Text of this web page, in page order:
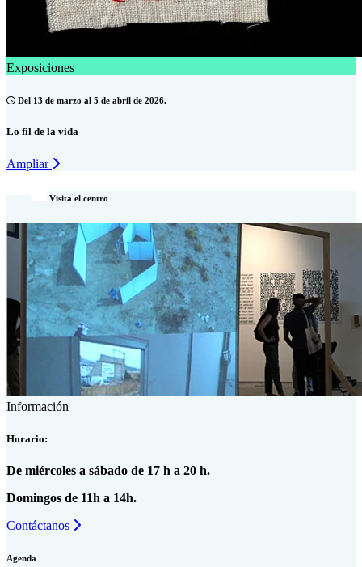
Exposiciones
Del 13 de marzo al 5 de abril de 2026.
Lo fil de la vida
Ampliar
Visita el centro
Información
Horario:
De miércoles a sábado de 17 h a 20 h.
Domingos de 11h a 14h.
Contáctanos
Agenda